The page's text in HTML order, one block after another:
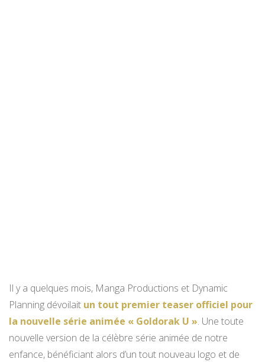
Il y a quelques mois, Manga Productions et Dynamic
Planning dévoilait un tout premier teaser officiel pour
la nouvelle série animée « Goldorak U ». Une toute
nouvelle version de la célèbre série animée de notre
enfance, bénéficiant alors d’un tout nouveau logo et de